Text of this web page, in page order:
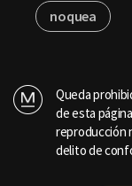
noquea
Queda
de esta
reproducción
delito de